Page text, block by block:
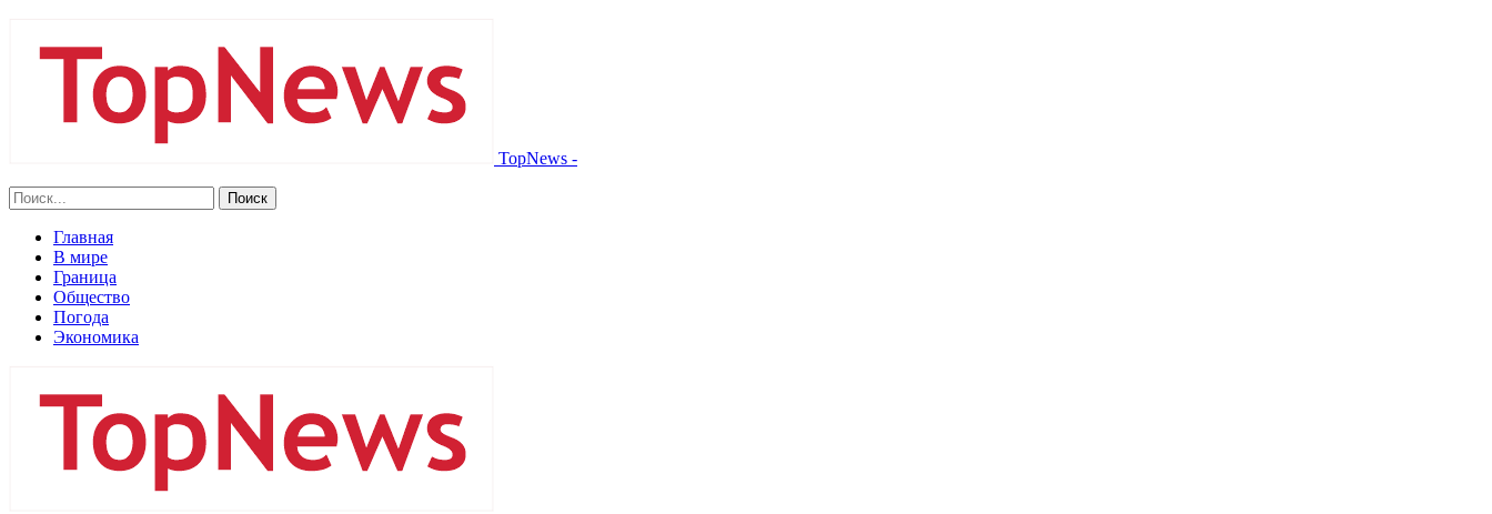
TopNews -
Главная
В мире
Граница
Общество
Погода
Экономика